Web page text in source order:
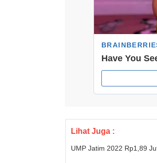
Lihat Juga :
UMP Jatim 2022 Rp1,89